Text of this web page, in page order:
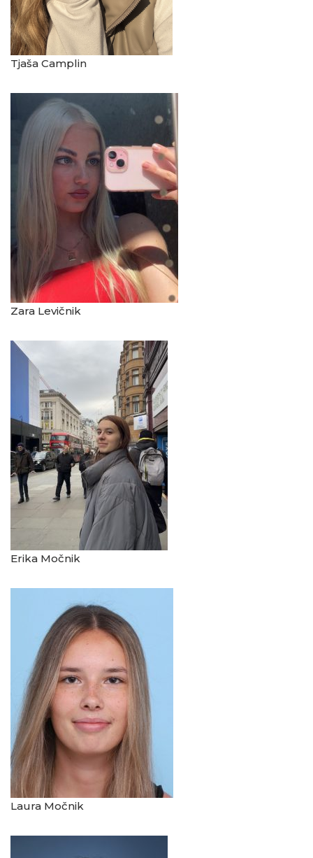
Tjaša Camplin
Zara Levičnik
Erika Močnik
Laura Močnik